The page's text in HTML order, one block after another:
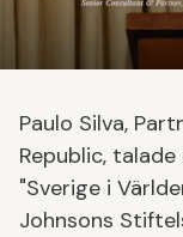
Paulo Silva,
Republic,
"Sverige i
Johnsons